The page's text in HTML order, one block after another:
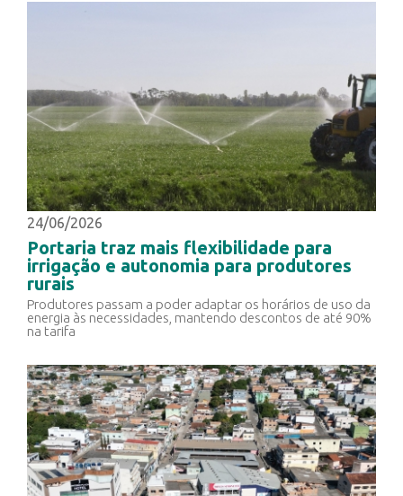
24/06/2026
Portaria traz mais flexibilidade para
irrigação e autonomia para produtores
rurais
Produtores passam a poder adaptar os horários de uso da
energia às necessidades, mantendo descontos de até 90%
na tarifa